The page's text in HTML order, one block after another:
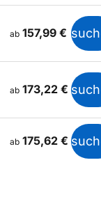
ab 157,99 €
ab 173,22 €
ab 175,62 €